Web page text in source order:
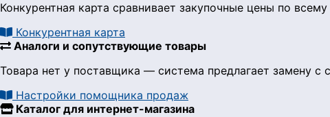
Конкурентная карта сравнивает закупочные цены по
Конкурентная карта
Аналоги и сопутствующие товары
Товара нет у поставщика — система предлагает замену
Настройки помощника продаж
Каталог для интернет-магазина